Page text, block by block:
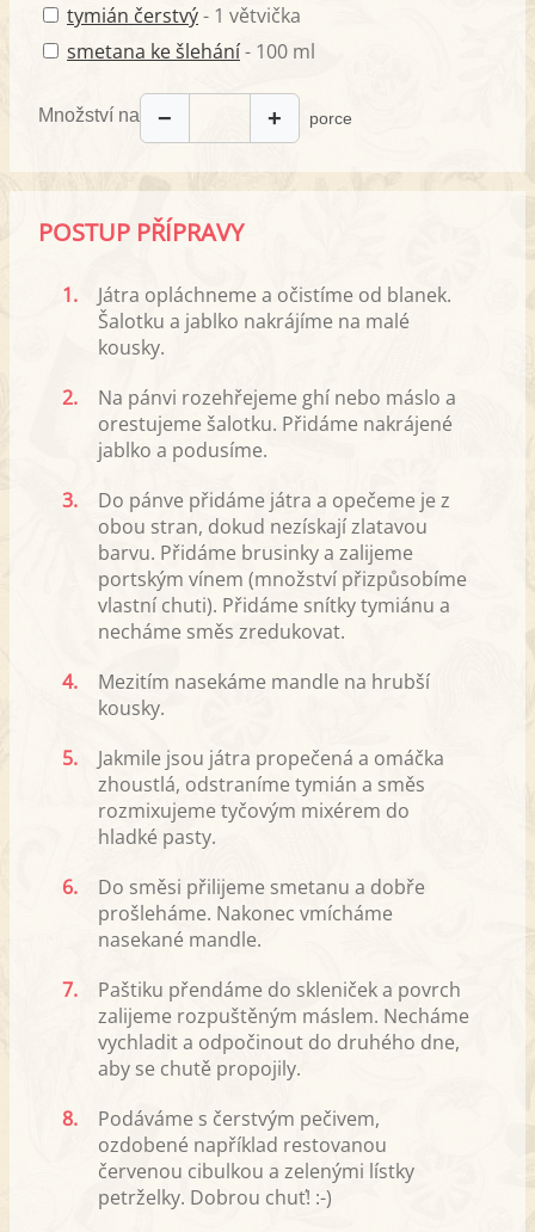
tymián čerstvý- 1 větvička
smetana ke šlehání- 100 ml
Množství na − + porce
POSTUP PŘÍPRAVY
1.
Játra opláchneme a očistíme od blanek.
Šalotku a jablko nakrájíme na malé
kousky.
2.
Na pánvi rozehřejeme ghí nebo máslo a
orestujeme šalotku. Přidáme nakrájené
jablko a podusíme.
3.
Do pánve přidáme játra a opečeme je z
obou stran, dokud nezískají zlatavou
barvu. Přidáme brusinky a zalijeme
portským vínem (množství přizpůsobíme
vlastní chuti). Přidáme snítky tymiánu a
necháme směs zredukovat.
4.
Mezitím nasekáme mandle na hrubší
kousky.
5.
Jakmile jsou játra propečená a omáčka
zhoustlá, odstraníme tymián a směs
rozmixujeme tyčovým mixérem do
hladké pasty.
6.
Do směsi přilijeme smetanu a dobře
prošleháme. Nakonec vmícháme
nasekané mandle.
7.
Paštiku přendáme do skleniček a povrch
zalijeme rozpuštěným máslem. Necháme
vychladit a odpočinout do druhého dne,
aby se chutě propojily.
8.
Podáváme s čerstvým pečivem,
ozdobené například restovanou
červenou cibulkou a zelenými lístky
petrželky. Dobrou chuť! :-)